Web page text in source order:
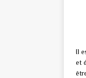
Il
et